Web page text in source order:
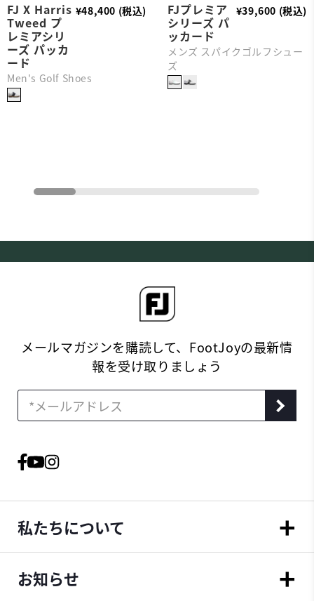
FJ X Harris
Tweed プ
レミアシリ
ーズ パッカ
ード
Men's Golf Shoes
¥48,400 (税込)
FJプレミア
シリーズ パ
ッカード
メンズ スパイクゴルフシュー
ズ
¥39,600 (税込)
メールマガジンを購読して、FootJoyの最新情
報を受け取りましょう
私たちについて
お知らせ